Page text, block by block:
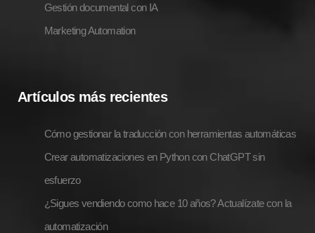
Gestión documental con IA
Marketing Automation
Artículos más recientes
Cómo gestionar la traducción con herramientas automáticas
Crear automatizaciones en Python con ChatGPT sin
esfuerzo
¿Sigues vendiendo como hace 10 años? Actualízate con la
automatización